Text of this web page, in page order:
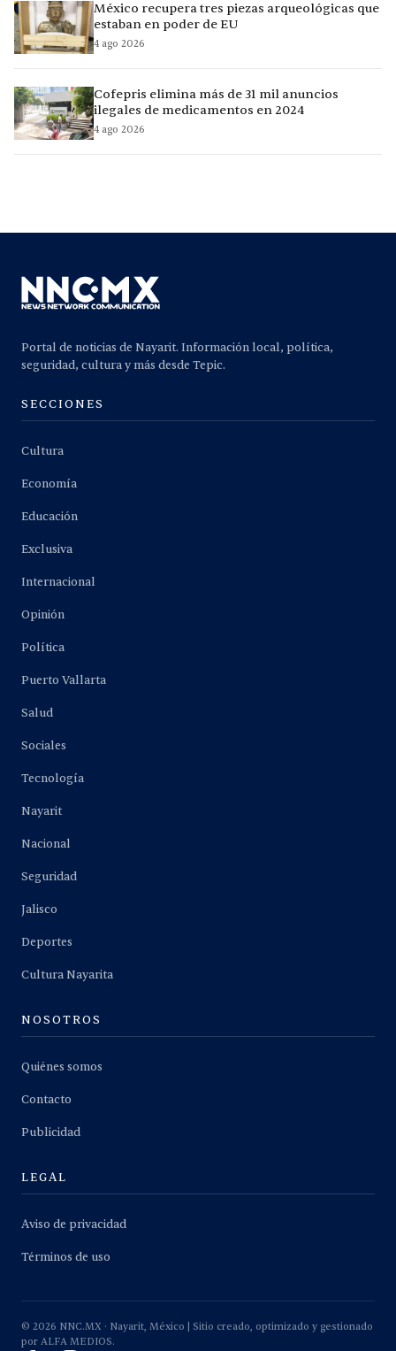
México recupera tres piezas arqueológicas que
estaban en poder de EU
4 ago 2026
Cofepris elimina más de 31 mil anuncios
ilegales de medicamentos en 2024
4 ago 2026
Portal de noticias de Nayarit. Información local, política,
seguridad, cultura y más desde Tepic.
SECCIONES
Cultura
Economía
Educación
Exclusiva
Internacional
Opinión
Política
Puerto Vallarta
Salud
Sociales
Tecnología
Nayarit
Nacional
Seguridad
Jalisco
Deportes
Cultura Nayarita
NOSOTROS
Quiénes somos
Contacto
Publicidad
LEGAL
Aviso de privacidad
Términos de uso
© 2026 NNC.MX · Nayarit, México | Sitio creado, optimizado y gestionado
por ALFA MEDIOS.